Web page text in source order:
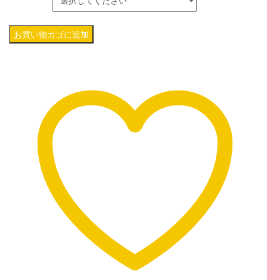
–
direm-
E3
SONICAST
お買い物カゴに追加